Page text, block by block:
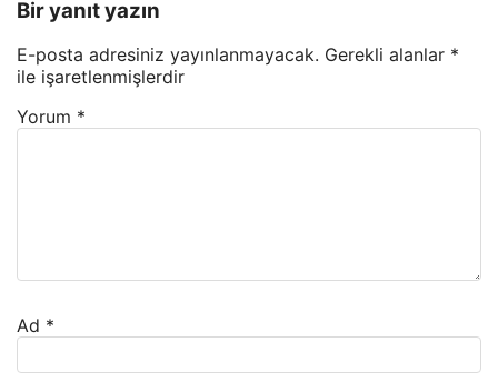
Bir yanıt yazın
E-posta adresiniz yayınlanmayacak. Gerekli alanlar *
ile işaretlenmişlerdir
Yorum *
Ad *